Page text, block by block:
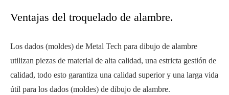
Ventajas del troquelado de alambre.
Los dados (moldes) de Metal Tech para dibujo de alambre
utilizan piezas de material de alta calidad, una estricta gestión de
calidad, todo esto garantiza una calidad superior y una larga vida
útil para los dados (moldes) de dibujo de alambre.